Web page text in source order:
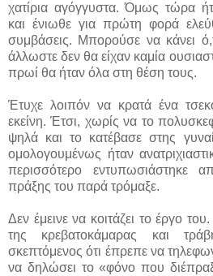
χατίρια αγόγγυστα. Όμως τώρα
και ένιωθε για πρώτη φορά
συμβάσεις. Μπορούσε να κάνει
άλλωστε δεν θα είχαν καμία
πρωί θα ήταν όλα στη θέση τους.
Έτυχε λοιπόν να κρατά ένα
εκείνη. Έτσι, χωρίς να το
ψηλά και το κατέβασε στης
ομολογουμένως ήταν
περισσότερο εντυπωσιάστηκε
πράξης του παρά τρόμαξε.
Δεν έμεινε να κοιτάζει το έργο
της κρεβατοκάμαρας και
σκεπτόμενος ότι έπρεπε να
να δηλώσει το «φόνο που